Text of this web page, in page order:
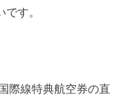
す。
際線特典航空券の直